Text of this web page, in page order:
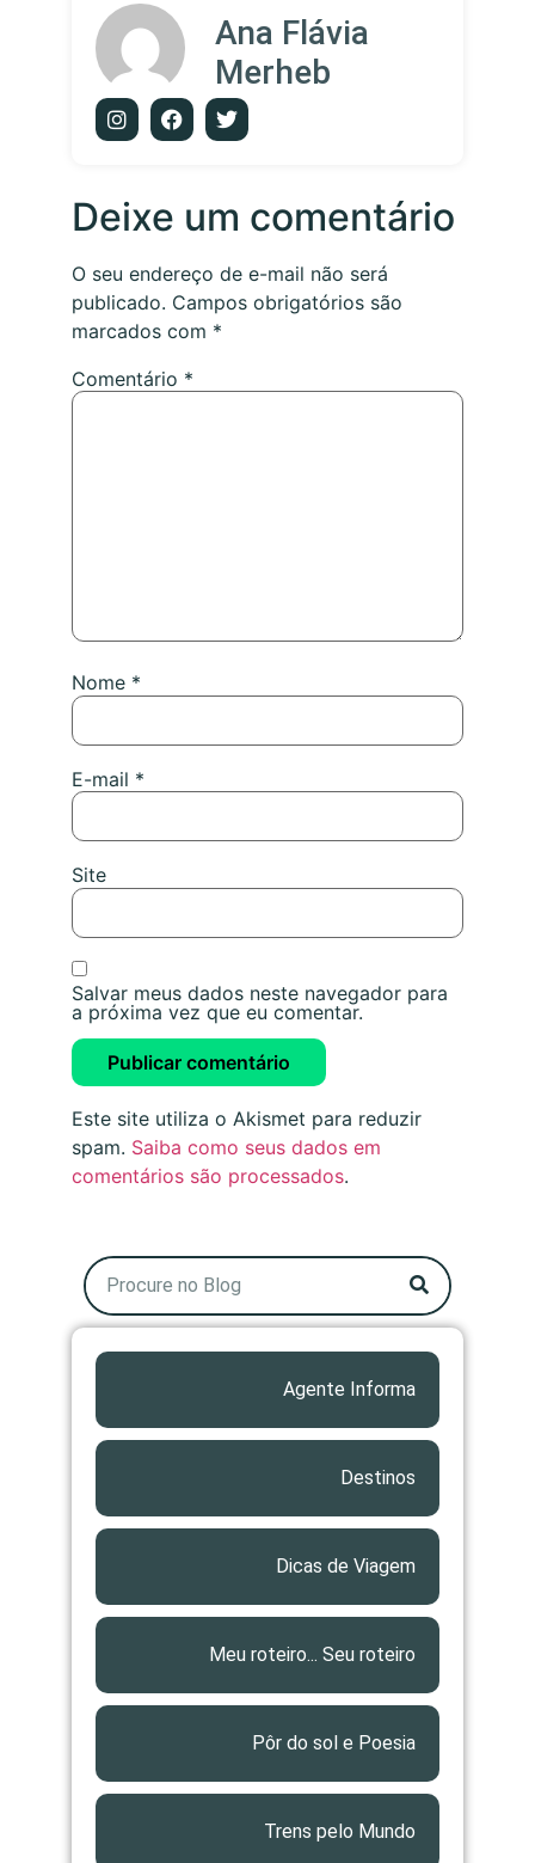
Ana Flávia
Merheb
Deixe um comentário
O seu endereço de e-mail não será
publicado. Campos obrigatórios são
marcados com *
Comentário *
Nome *
E-mail *
Site
Salvar meus dados neste navegador para
a próxima vez que eu comentar.
Este site utiliza o Akismet para reduzir
spam. Saiba como seus dados em
comentários são processados.
Agente Informa
Destinos
Dicas de Viagem
Meu roteiro... Seu roteiro
Pôr do sol e Poesia
Trens pelo Mundo